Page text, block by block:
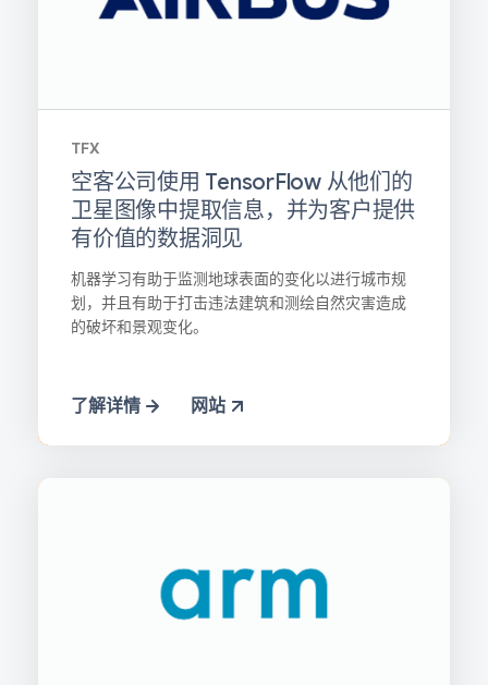
TFX
空客公司使用 TensorFlow 从他们的
卫星图像中提取信息，并为客户提供
有价值的数据洞见
机器学习有助于监测地球表面的变化以进行城市规
划，并且有助于打击违法建筑和测绘自然灾害造成
的破坏和景观变化。
了解详情 网站